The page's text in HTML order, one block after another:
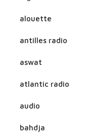
alouette
antilles radio
aswat
atlantic radio
audio
bahdja